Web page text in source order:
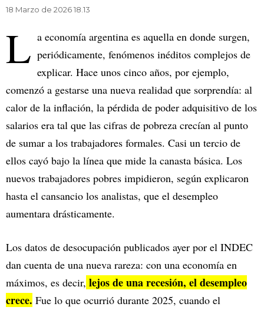
18 Marzo de 2026 18.13
L a economía argentina es aquella en donde surgen,
periódicamente, fenómenos inéditos complejos de
explicar. Hace unos cinco años, por ejemplo,
comenzó a gestarse una nueva realidad que sorprendía: al
calor de la inflación, la pérdida de poder adquisitivo de los
salarios era tal que las cifras de pobreza crecían al punto
de sumar a los trabajadores formales. Casi un tercio de
ellos cayó bajo la línea que mide la canasta básica. Los
nuevos trabajadores pobres impidieron, según explicaron
hasta el cansancio los analistas, que el desempleo
aumentara drásticamente.
Los datos de desocupación publicados ayer por el INDEC
dan cuenta de una nueva rareza: con una economía en
máximos, es decir, lejos de una recesión, el desempleo
crece. Fue lo que ocurrió durante 2025, cuando el